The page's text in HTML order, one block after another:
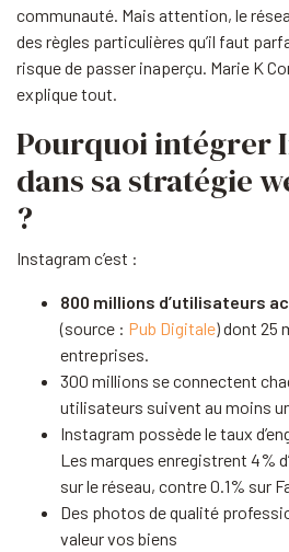
communauté. Mais attention, le
des règles particulières qu’il faut
risque de passer inaperçu. Marie K
explique tout.
Pourquoi intégrer
dans sa stratégie
?
Instagram c’est :
800 millions d’utilisateurs
(source : Pub Digitale) dont 25
entreprises.
300 millions se connectent
utilisateurs suivent au moins
Instagram possède le taux
Les marques enregistrent 4%
sur le réseau, contre 0.1% sur
Des photos de qualité
valeur vos biens